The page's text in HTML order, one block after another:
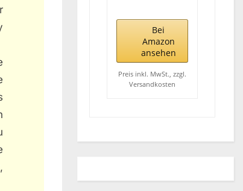
Gepäckwaage
Analog für
Reisekoffer
Küche Angeln
50KG / 110 lb
Hängewaage
Digitalwaage
Bei
Amazon
ansehen
Preis inkl. MwSt., zzgl.
Versandkosten